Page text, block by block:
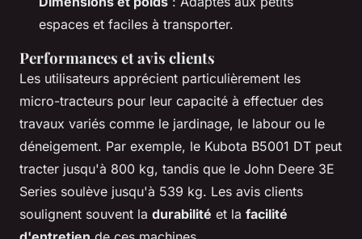
espaces et faciles à transporter.
Performances et avis clients
Les utilisateurs apprécient particulièrement les
micro-tracteurs pour leur capacité à effectuer des
travaux variés comme le jardinage, le labour ou le
déneigement. Par exemple, le Kubota B5001 DT peut
tracter jusqu'à 800 kg, tandis que le John Deere 3E
Series soulève jusqu'à 539 kg. Les avis clients
soulignent souvent la durabilité et la facilité